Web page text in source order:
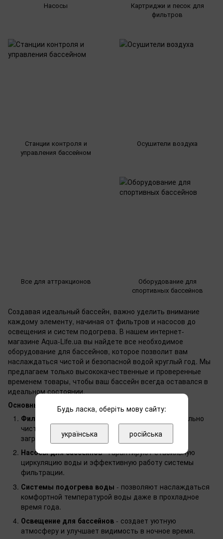
Создавая идеальный бассейн, важно уделить внимание
каждому элементу, начиная от фильтров и насосов до
освещения и систем подогрева. В нашем интернет-
магазине Aqua-Life.ua вы найдете все необходимое
оборудование для бассейнов, которое позволит вам
наслаждаться чистой и безопасной водой круглый год. Мы
предлагаем только высококачественные и проверенные
временем товары, чтобы ваш бассейн всегда оставался в
идеальном состоянии.
Основные товары категории:
Фильтры для бассейнов
- обеспечивают кристально
чистую воду, задерживая даже самые мелкие
загрязнения.
Насосы для бассейнов- гарантируют стабильную
циркуляцию воды и эффективную работу системы
фильтрации.
Системы подогрева воды - позволяют наслаждаться
комфортной температурой воды даже в прохладное
время года.
Освещение для бассейнов - создает уютную
атмосферу и улучшает видимость в ночное время.
Насосы
Картриджи и песок для
фильтров
Станции контроля и
управления бассейном
Осушители воздуха
Все для аттракционов
Оборудование для
спортивных бассейнов
Будь ласка, оберіть мову сайту:
українська російська